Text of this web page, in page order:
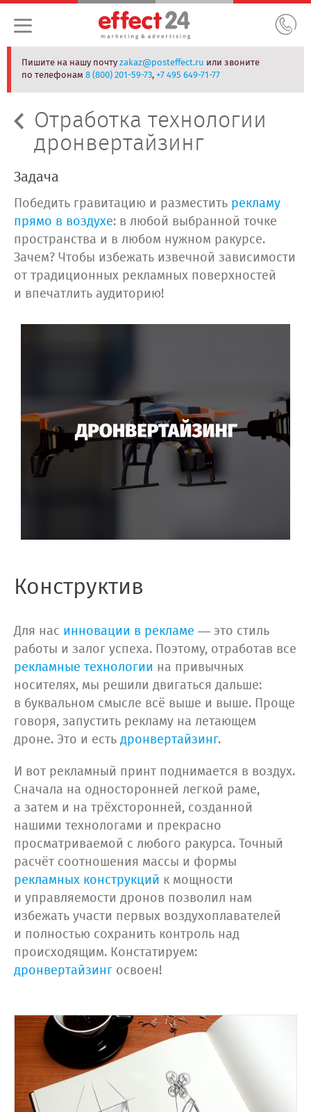
Пишите на нашу почтуzakaz@posteffect.ru или звоните
по телефонам8 (800) 201-59-73,+7 495 649-71-77
Отработка технологии
дронвертайзинг
Задача
Победить гравитацию и разместить рекламу
прямо в воздухе: в любой выбранной точке
пространства и в любом нужном ракурсе.
Зачем? Чтобы избежать извечной зависимости
от традиционных рекламных поверхностей
и впечатлить аудиторию!
Конструктив
Для нас инновации в рекламе — это стиль
работы и залог успеха. Поэтому, отработав все
рекламные технологии на привычных
носителях, мы решили двигаться дальше:
в буквальном смысле всё выше и выше. Проще
говоря, запустить рекламу на летающем
дроне. Это и естьдронвертайзинг.
И вот рекламный принт поднимается в воздух.
Сначала на односторонней легкой раме,
а затем и на трёхсторонней, созданной
нашими технологами и прекрасно
просматриваемой с любого ракурса. Точный
расчёт соотношения массы и формы
рекламных конструкций к мощности
и управляемости дронов позволил нам
избежать участи первых воздухоплавателей
и полностью сохранить контроль над
происходящим. Констатируем:
дронвертайзинг освоен!